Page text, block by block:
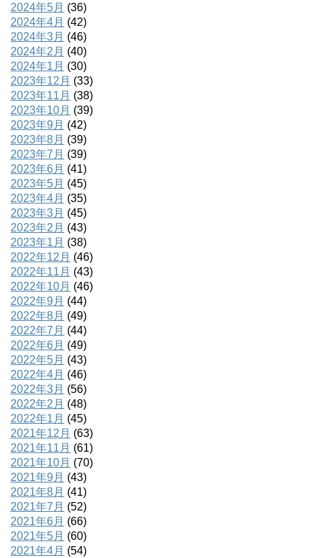
2024年5月 (36)
2024年4月 (42)
2024年3月 (46)
2024年2月 (40)
2024年1月 (30)
2023年12月 (33)
2023年11月 (38)
2023年10月 (39)
2023年9月 (42)
2023年8月 (39)
2023年7月 (39)
2023年6月 (41)
2023年5月 (45)
2023年4月 (35)
2023年3月 (45)
2023年2月 (43)
2023年1月 (38)
2022年12月 (46)
2022年11月 (43)
2022年10月 (46)
2022年9月 (44)
2022年8月 (49)
2022年7月 (44)
2022年6月 (49)
2022年5月 (43)
2022年4月 (46)
2022年3月 (56)
2022年2月 (48)
2022年1月 (45)
2021年12月 (63)
2021年11月 (61)
2021年10月 (70)
2021年9月 (43)
2021年8月 (41)
2021年7月 (52)
2021年6月 (66)
2021年5月 (60)
2021年4月 (54)